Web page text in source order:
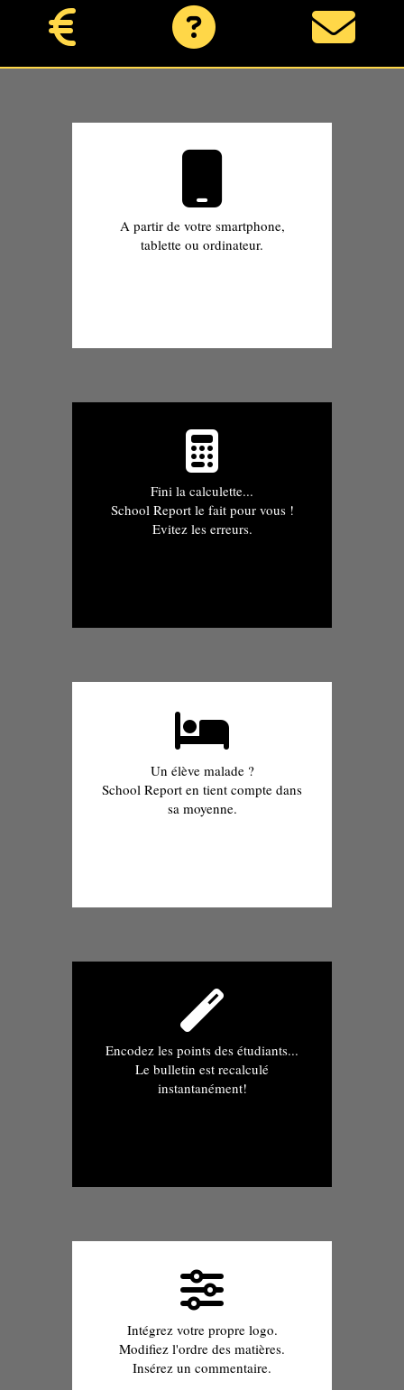
A partir de votre smartphone,
tablette ou ordinateur.
Fini la calculette...
School Report le fait pour vous !
Evitez les erreurs.
Un élève malade ?
School Report en tient compte dans
sa moyenne.
Encodez les points des étudiants...
Le bulletin est recalculé
instantanément!
Intégrez votre propre logo.
Modifiez l'ordre des matières.
Insérez un commentaire.